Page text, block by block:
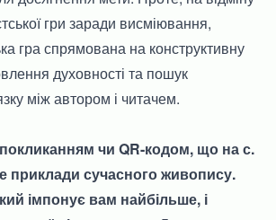
гри заради висміювання,
гра спрямована на конструктивну
духовності та пошук
між автором і читачем.
чи QR-кодом, що на с.
приклади сучасного живопису.
імпонує вам найбільше, і